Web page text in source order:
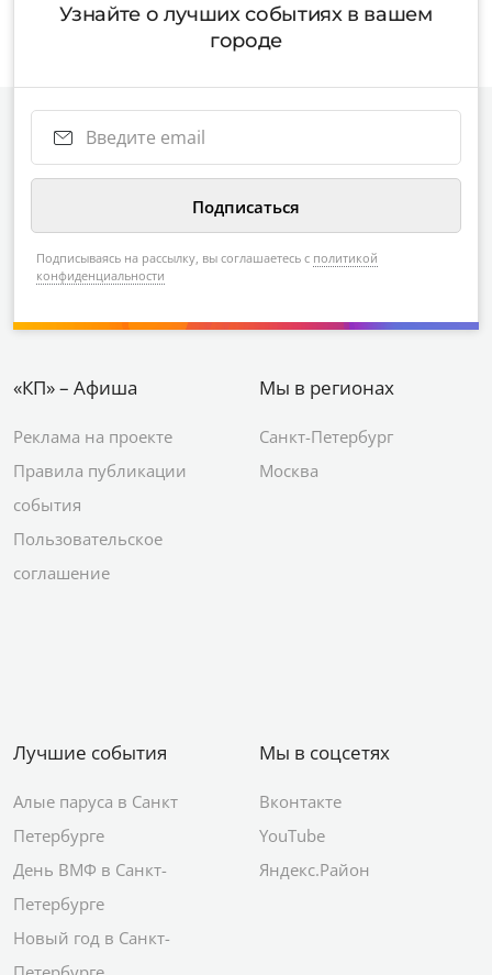
Узнайте о лучших событиях в вашем
городе
Подписываясь на рассылку, вы соглашаетесь с политикой
конфиденциальности
«КП» – Афиша
Реклама на проекте
Правила публикации
события
Пользовательское
соглашение
Мы в регионах
Санкт-Петербург
Москва
Лучшие события
Алые паруса в Санкт
Петербурге
День ВМФ в Санкт-
Петербурге
Новый год в Санкт-
Мы в соцсетях
Вконтакте
YouTube
Яндекс.Район